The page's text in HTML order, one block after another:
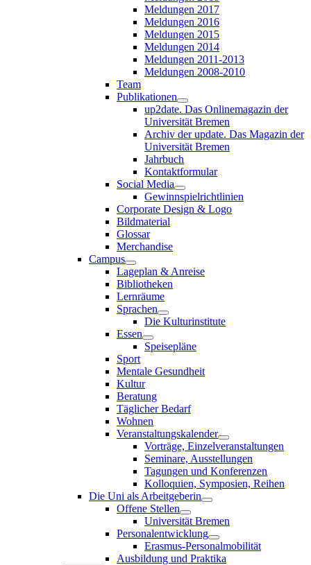
Meldungen 2017
Meldungen 2016
Meldungen 2015
Meldungen 2014
Meldungen 2011-2013
Meldungen 2008-2010
Team
Publikationen
up2date. Das Onlinemagazin der
Universität Bremen
Archiv der update. Das Magazin der
Universität Bremen
Jahrbuch
Kontaktformular
Social Media
Gewinnspielrichtlinien
Corporate Design & Logo
Bildmaterial
Glossar
Merchandise
Campus
Lageplan & Anreise
Bibliotheken
Lernräume
Sprachen
Die Kulturinstitute
Essen
Speisepläne
Sport
Mentale Gesundheit
Kultur
Beratung
Täglicher Bedarf
Wohnen
Veranstaltungskalender
Vorträge, Einzelveranstaltungen
Seminare, Ausstellungen
Tagungen und Konferenzen
Kolloquien, Symposien, Reihen
Die Uni als Arbeitgeberin
Offene Stellen
Universität Bremen
Personalentwicklung
Erasmus-Personalmobilität
Ausbildung und Praktika